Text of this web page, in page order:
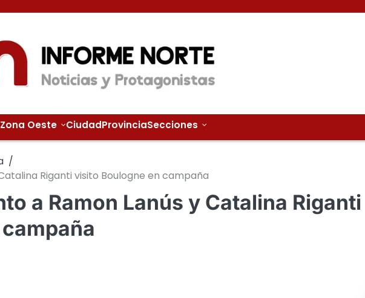
Zona Oeste CiudadProvinciaSecciones
Riganti visito Boulogne en campaña
a Ramon Lanús y Catalina Riganti